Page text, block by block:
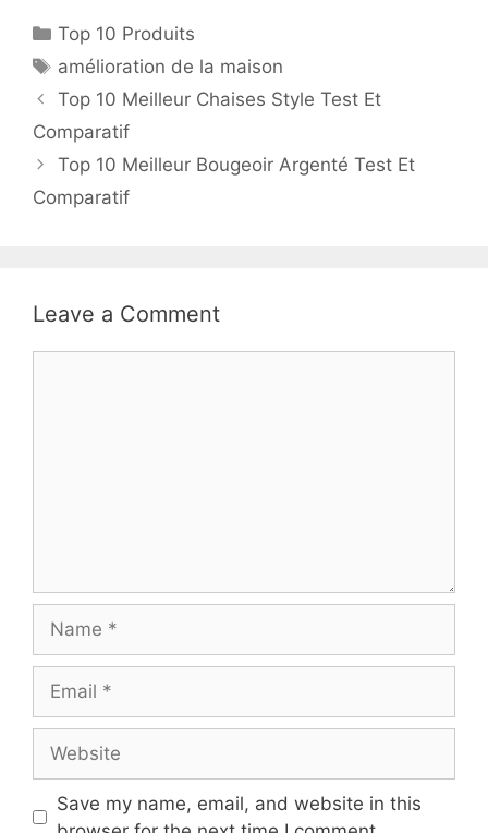
Top 10 Produits
amélioration de la maison
Top 10 Meilleur Chaises Style Test Et
Comparatif
Top 10 Meilleur Bougeoir Argenté Test Et
Comparatif
Leave a Comment
Save my name, email, and website in this